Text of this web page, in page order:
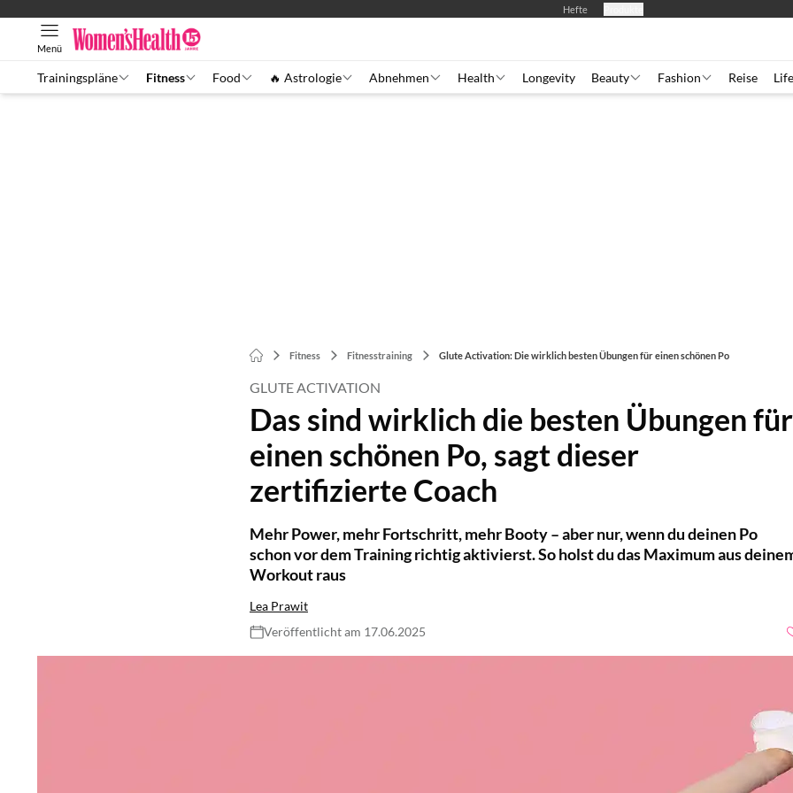
Hefte
Menü
Trainingspläne Fitness Food 🔥 Astrologie Abnehmen Health Longevity Beauty Fashion Reise Life
Fitness Fitnesstraining Glute Activation: Die wirklich besten Übungen für einen schönen Po
GLUTE ACTIVATION
Das sind wirklich die besten Übungen für
einen schönen Po, sagt dieser
zertifizierte Coach
Mehr Power, mehr Fortschritt, mehr Booty – aber nur, wenn du deinen Po
schon vor dem Training richtig aktivierst. So holst du das Maximum aus
Workout raus
Lea Prawit
Veröffentlicht am 17.06.2025